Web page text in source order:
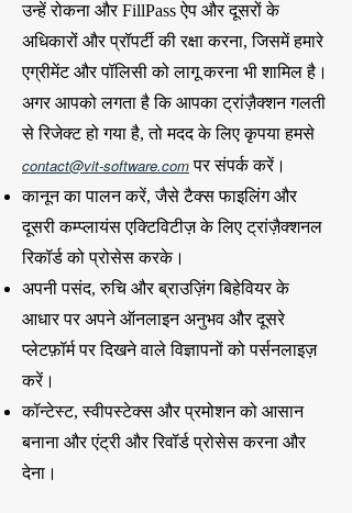
उन्हें रोकना और FillPass ऐप और दूसरों के
अधिकारों और प्रॉपर्टी की रक्षा करना, जिसमें हमारे
एग्रीमेंट और पॉलिसी को लागू करना भी शामिल है।
अगर आपको लगता है कि आपका ट्रांज़ैक्शन गलती
से रिजेक्ट हो गया है, तो मदद के लिए कृपया हमसे
contact@vit-software.comपर संपर्क करें।
कानून का पालन करें, जैसे टैक्स फाइलिंग और
दूसरी कम्प्लायंस एक्टिविटीज़ के लिए ट्रांज़ैक्शनल
रिकॉर्ड को प्रोसेस करके।
अपनी पसंद, रुचि और ब्राउज़िंग बिहेवियर के
आधार पर अपने ऑनलाइन अनुभव और दूसरे
प्लेटफ़ॉर्म पर दिखने वाले विज्ञापनों को पर्सनलाइज़
करें।
कॉन्टेस्ट, स्वीपस्टेक्स और प्रमोशन को आसान
बनाना और एंट्री और रिवॉर्ड प्रोसेस करना और
देना।